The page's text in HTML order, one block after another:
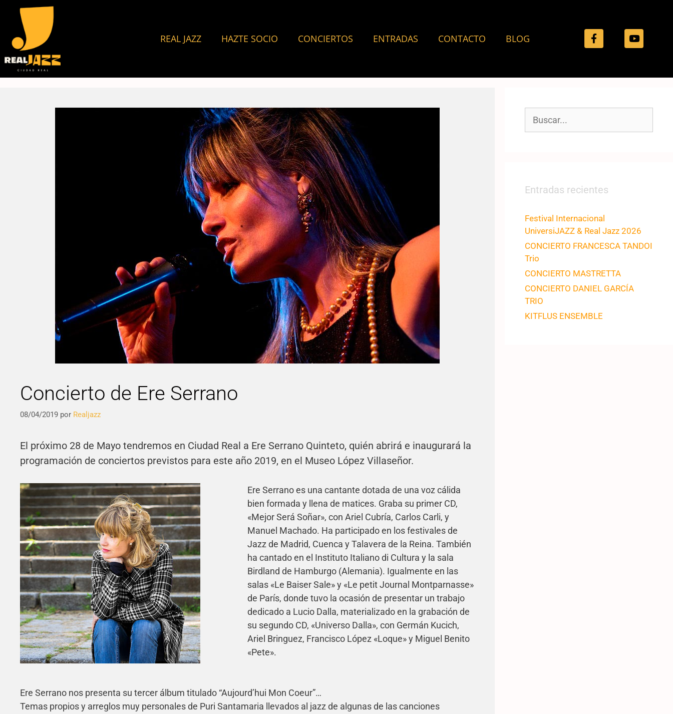
REAL JAZZ HAZTE SOCIO CONCIERTOS ENTRADAS CONTACTO BLOG
Concierto de Ere Serrano
08/04/2019 por Realjazz
El próximo 28 de Mayo tendremos en Ciudad Real a Ere Serrano Quinteto, quién abrirá e inaugurará la
programación de conciertos previstos para este año 2019, en el Museo López Villaseñor.
Ere Serrano es una cantante dotada de una voz cálida
bien formada y llena de matices. Graba su primer CD,
«Mejor Será Soñar», con Ariel Cubría, Carlos Carli, y
Manuel Machado. Ha participado en los festivales de
Jazz de Madrid, Cuenca y Talavera de la Reina. También
ha cantado en el Instituto Italiano di Cultura y la sala
Birdland de Hamburgo (Alemania). Igualmente en las
salas «Le Baiser Sale» y «Le petit Journal Montparnasse»
de París, donde tuvo la ocasión de presentar un trabajo
dedicado a Lucio Dalla, materializado en la grabación de
su segundo CD, «Universo Dalla», con Germán Kucich,
Ariel Bringuez, Francisco López «Loque» y Miguel Benito
«Pete».
Ere Serrano nos presenta su tercer álbum titulado “Aujourd’hui Mon Coeur”…
Temas propios y arreglos muy personales de Puri Santamaria llevados al jazz de algunas de las canciones
Entradas recientes
Festival Internacional
UniversiJAZZ & Real Jazz 2026
CONCIERTO FRANCESCA TANDOI
Trio
CONCIERTO MASTRETTA
CONCIERTO DANIEL GARCÍA
TRIO
KITFLUS ENSEMBLE